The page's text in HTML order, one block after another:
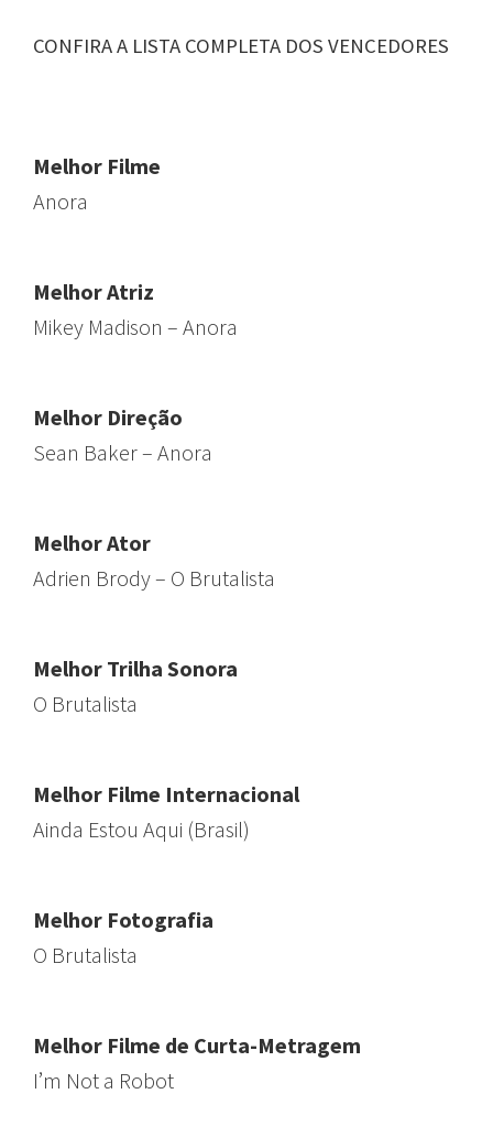
CONFIRA A LISTA COMPLETA DOS VENCEDORES
Melhor Filme
Anora
Melhor Atriz
Mikey Madison – Anora
Melhor Direção
Sean Baker – Anora
Melhor Ator
Adrien Brody – O Brutalista
Melhor Trilha Sonora
O Brutalista
Melhor Filme Internacional
Ainda Estou Aqui (Brasil)
Melhor Fotografia
O Brutalista
Melhor Filme de Curta-Metragem
I’m Not a Robot